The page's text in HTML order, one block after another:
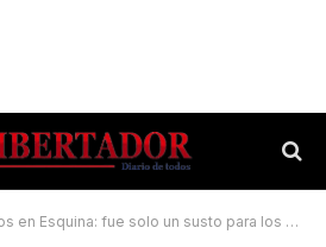
Esquina: fue solo un susto para los conductores